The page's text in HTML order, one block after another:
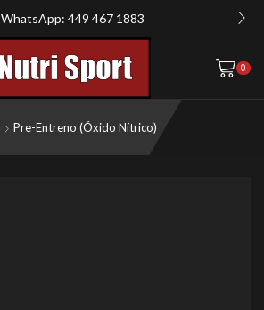
WhatsApp: 449 467 1883
0
Pre-Entreno (Óxido Nítrico)